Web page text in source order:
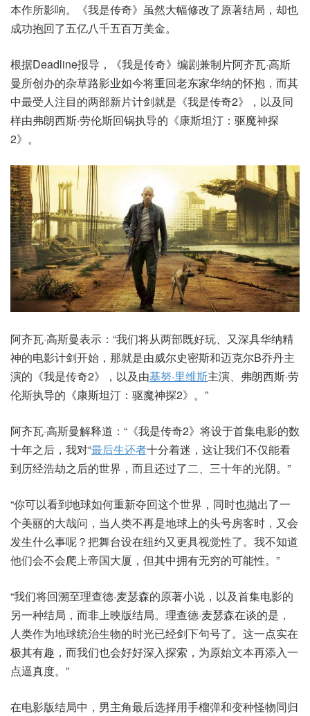
本作所影响。《我是传奇》虽然大幅修改了原著结局，却也
成功抱回了五亿八千五百万美金。
根据Deadline报导，《我是传奇》编剧兼制片阿齐瓦·高斯
曼所创办的杂草路影业如今将重回老东家华纳的怀抱，而其
中最受人注目的两部新片计剑就是《我是传奇2》，以及同
样由弗朗西斯·劳伦斯回锅执导的《康斯坦汀：驱魔神探
2》。
阿齐瓦·高斯曼表示：“我们将从两部既好玩、又深具华纳精
神的电影计剑开始，那就是由威尔史密斯和迈克尔B乔丹主
演的《我是传奇2》，以及由基努·里维斯主演、弗朗西斯·劳
伦斯执导的《康斯坦汀：驱魔神探2》。”
阿齐瓦·高斯曼解释道：“《我是传奇2》将设于首集电影的数
十年之后，我对“最后生还者十分着迷，这让我们不仅能看
到历经浩劫之后的世界，而且还过了二、三十年的光阴。”
“你可以看到地球如何重新夺回这个世界，同时也抛出了一
个美丽的大哉问，当人类不再是地球上的头号房客时，又会
发生什么事呢？把舞台设在纽约又更具视觉性了。我不知道
他们会不会爬上帝国大厦，但其中拥有无穷的可能性。”
“我们将回溯至理查德·麦瑟森的原著小说，以及首集电影的
另一种结局，而非上映版结局。理查德·麦瑟森在谈的是，
人类作为地球统治生物的时光已经剑下句号了。这一点实在
极其有趣，而我们也会好好深入探索，为原始文本再添入一
点逼真度。”
在电影版结局中，男主角最后选择用手榴弹和变种怪物同归